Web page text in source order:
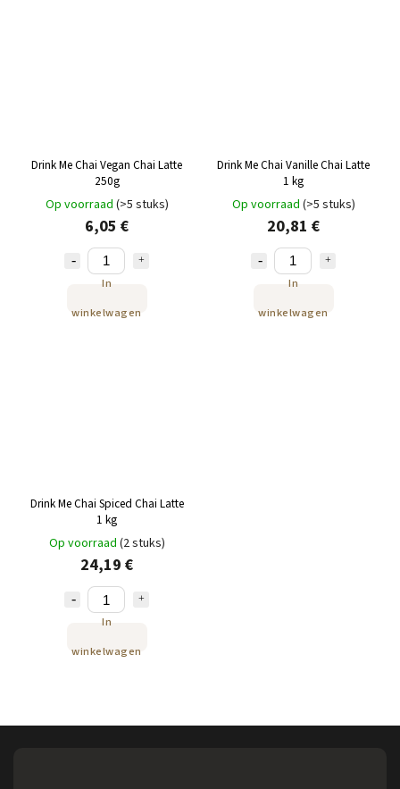
Drink Me Chai Vegan Chai Latte
250g
Op voorraad (>5 stuks)
6,05 €
In
winkelwagen
Drink Me Chai Vanille Chai Latte
1 kg
Op voorraad (>5 stuks)
20,81 €
In
winkelwagen
Drink Me Chai Spiced Chai Latte
1 kg
Op voorraad (2 stuks)
24,19 €
In
winkelwagen